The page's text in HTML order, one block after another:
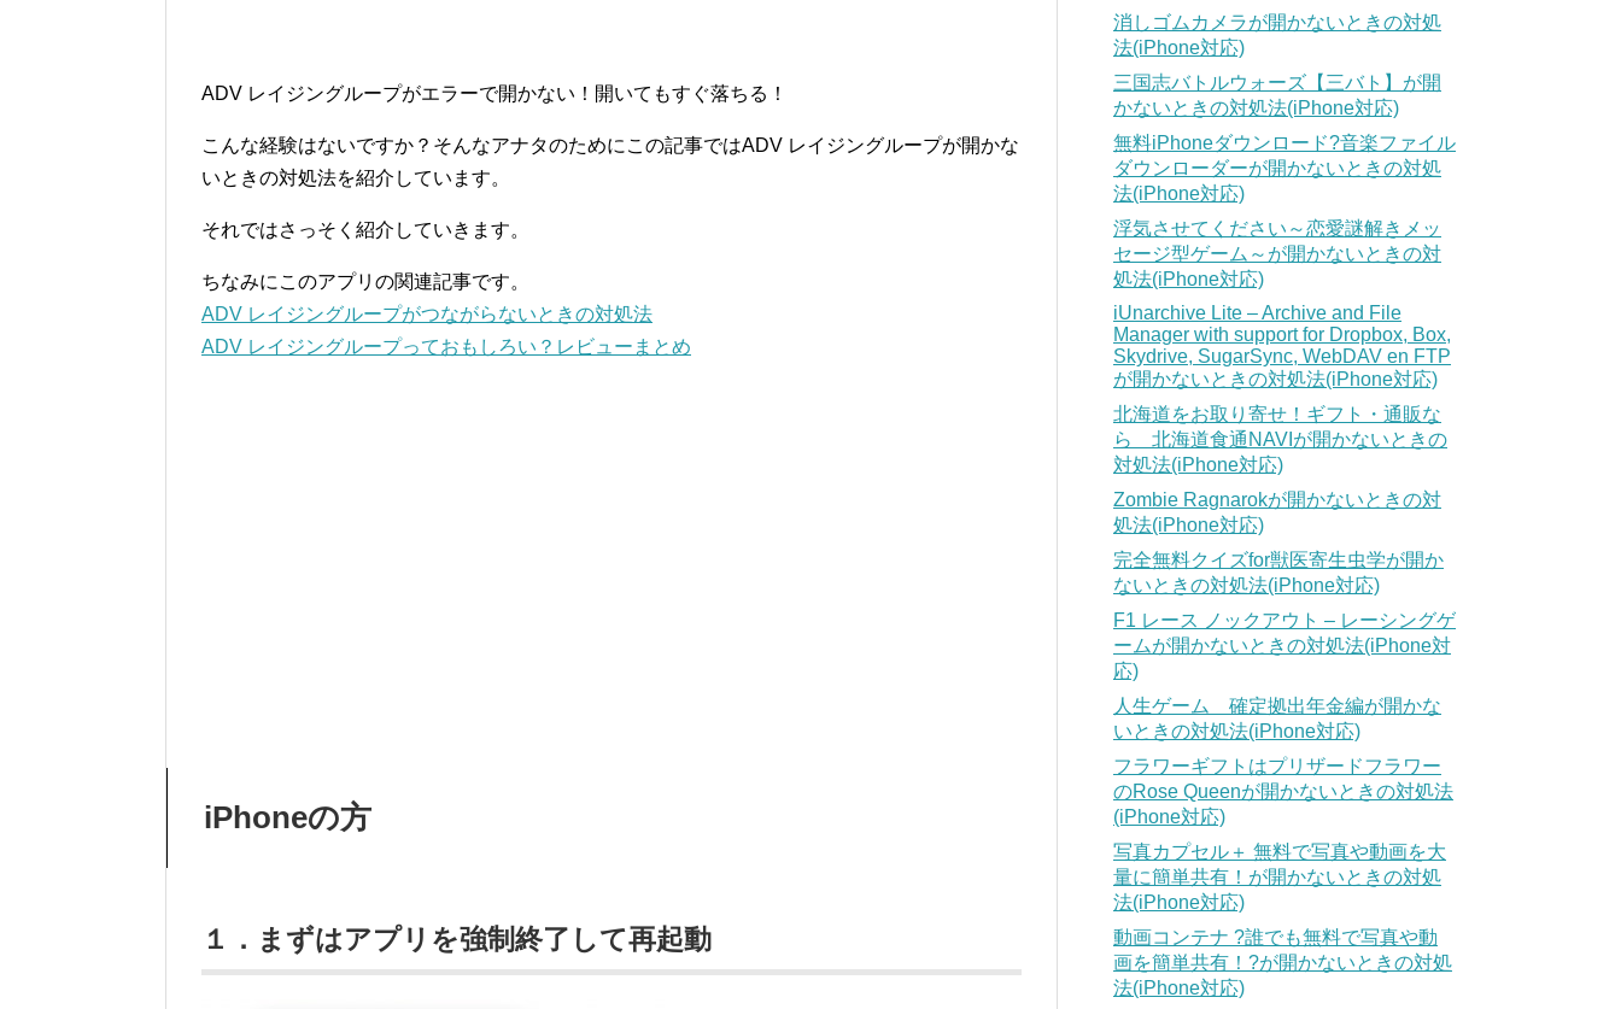
ADV レイジングループがエラーで開かない！開いてもすぐ落ちる！
こんな経験はないですか？そんなアナタのためにこの記事ではADV レイジングループが開かな
いときの対処法を紹介しています。
それではさっそく紹介していきます。
ちなみにこのアプリの関連記事です。
ADV レイジングループがつながらないときの対処法
ADV レイジングループっておもしろい？レビューまとめ
iPhoneの方
１．まずはアプリを強制終了して再起動
消しゴムカメラが開かないときの対処
法(iPhone対応)
三国志バトルウォーズ【三バト】が開
かないときの対処法(iPhone対応)
無料iPhoneダウンロード?音楽ファイル
ダウンローダーが開かないときの対処
法(iPhone対応)
浮気させてください～恋愛謎解きメッ
セージ型ゲーム～が開かないときの対
処法(iPhone対応)
iUnarchive Lite – Archive and File
Manager with support for Dropbox, Box,
Skydrive, SugarSync, WebDAV en FTP
が開かないときの対処法(iPhone対応)
北海道をお取り寄せ！ギフト・通販な
ら 北海道食通NAVIが開かないときの
対処法(iPhone対応)
Zombie Ragnarokが開かないときの対
処法(iPhone対応)
完全無料クイズfor獣医寄生虫学が開か
ないときの対処法(iPhone対応)
F1 レース ノックアウト – レーシングゲ
ームが開かないときの対処法(iPhone対
応)
人生ゲーム 確定拠出年金編が開かな
いときの対処法(iPhone対応)
フラワーギフトはプリザードフラワー
のRose Queenが開かないときの対処法
(iPhone対応)
写真カプセル＋ 無料で写真や動画を大
量に簡単共有！が開かないときの対処
法(iPhone対応)
動画コンテナ ?誰でも無料で写真や動
画を簡単共有！?が開かないときの対処
法(iPhone対応)